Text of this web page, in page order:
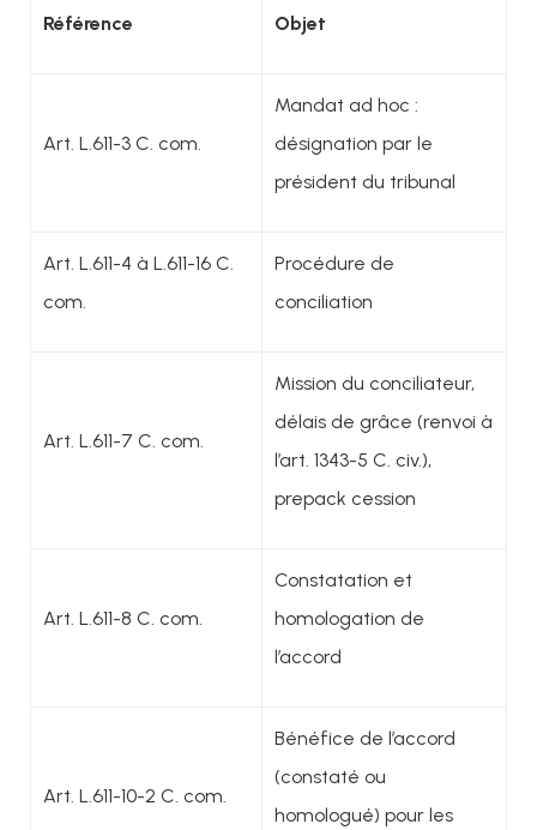
Référence Objet
Art. L.611-3 C. com.
Mandat ad hoc :
désignation par le
président du tribunal
Art. L.611-4 à L.611-16 C.
com.
Procédure de
conciliation
Art. L.611-7 C. com.
Mission du conciliateur,
délais de grâce (renvoi à
l’art. 1343-5 C. civ.),
prepack cession
Art. L.611-8 C. com.
Constatation et
homologation de
l’accord
Art. L.611-10-2 C. com.
Bénéfice de l’accord
(constaté ou
homologué) pour les